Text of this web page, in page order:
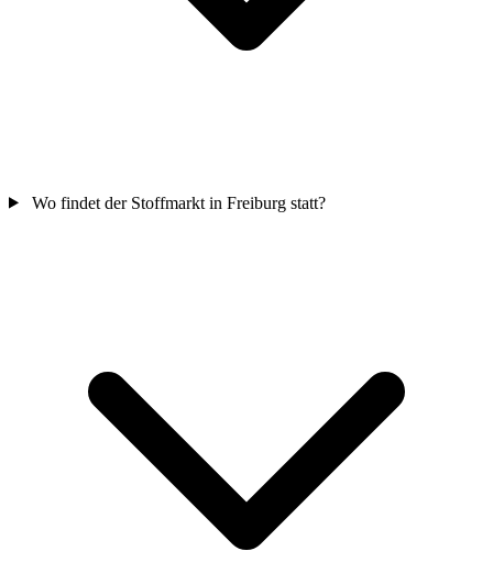
Wo findet der Stoffmarkt in Freiburg statt?